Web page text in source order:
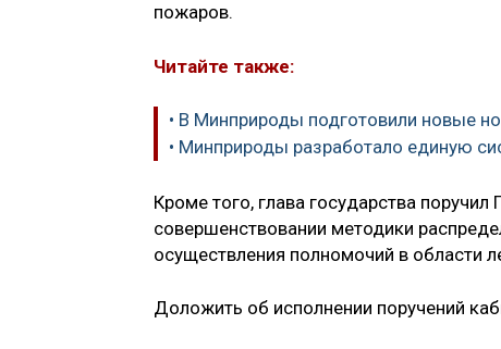
пожаров.
Читайте также:
• В Минприроды подготовили новые
• Минприроды разработало единую
Кроме того, глава государства
совершенствовании методики
осуществления полномочий в области
Доложить об исполнении поручений